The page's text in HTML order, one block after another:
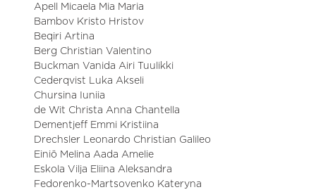
Apell Micaela Mia Maria
Bambov Kristo Hristov
Beqiri Artina
Berg Christian Valentino
Buckman Vanida Airi Tuulikki
Cederqvist Luka Akseli
Chursina Iuniia
de Wit Christa Anna Chantella
Dementjeff Emmi Kristiina
Drechsler Leonardo Christian Galileo
Einiö Melina Aada Amelie
Eskola Vilja Eliina Aleksandra
Fedorenko-Martsovenko Kateryna